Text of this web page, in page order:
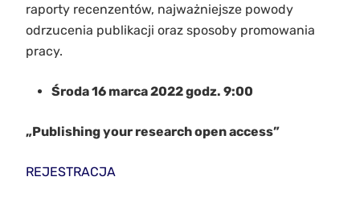
raporty recenzentów, najważniejsze powody
odrzucenia publikacji oraz sposoby promowania
pracy.
Środa 16 marca 2022 godz. 9:00
„Publishing your research open access”
REJESTRACJA